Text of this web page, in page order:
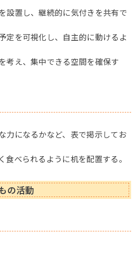
設置し、継続的に気付きを共有で
定を可視化し、自主的に動けるよ
考え、集中できる空間を確保す
力になるかなど、表で掲示してお
食べられるように机を配置する。
の活動